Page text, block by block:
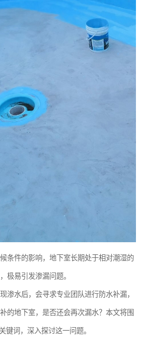
条件的影响，地下室长期处于相对潮湿的
极易引发渗漏问题。
渗水后，会寻求专业团队进行防水补漏，
的地下室，是否还会再次漏水？本文将围
键词，深入探讨这一问题。